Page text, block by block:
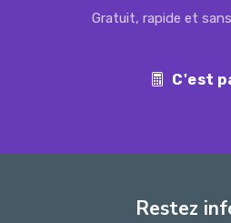
Gratuit, rapide et
C'est
Restez